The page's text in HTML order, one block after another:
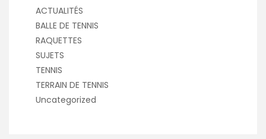
ACTUALITÉS
BALLE DE TENNIS
RAQUETTES
SUJETS
TENNIS
TERRAIN DE TENNIS
Uncategorized